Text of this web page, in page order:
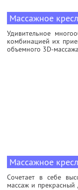
Массажное
Удивительное
комбинацией их
объемного 3D-
Массажное
Сочетает в себе
массаж и прекрасный